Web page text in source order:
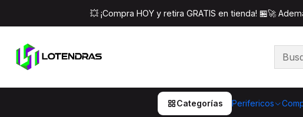
Categorías Perifericos
💥 ¡Compra HOY y retira GRATIS en tienda! 🏪🚀
Empresas y Hogar
Empresas y Hogar: Tecnología y soluciones inteligentes para tu día a
En Lotendras reunimos lo mejor en innovación y funcionalidad en